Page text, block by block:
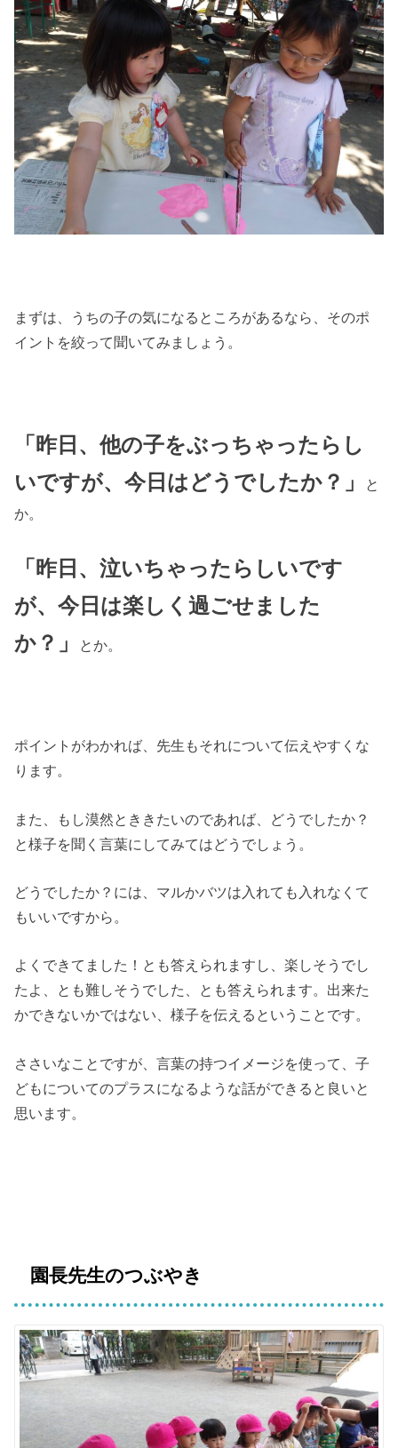
まずは、うちの子の気になるところがあるなら、そのポ
イントを絞って聞いてみましょう。
「昨日、他の子をぶっちゃったらし
いですが、今日はどうでしたか？」
と
か。
「昨日、泣いちゃったらしいです
が、今日は楽しく過ごせました
か？」
とか。
ポイントがわかれば、先生もそれについて伝えやすくな
ります。
また、もし漠然とききたいのであれば、どうでしたか？
と様子を聞く言葉にしてみてはどうでしょう。
どうでしたか？には、マルかバツは入れても入れなくて
もいいですから。
よくできてました！とも答えられますし、楽しそうでし
たよ、とも難しそうでした、とも答えられます。出来た
かできないかではない、様子を伝えるということです。
ささいなことですが、言葉の持つイメージを使って、子
どもについてのプラスになるような話ができると良いと
思います。
園長先生のつぶやき